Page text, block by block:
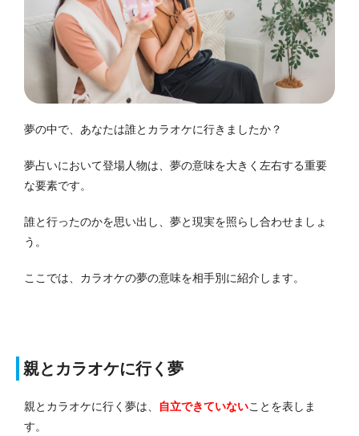
夢の中で、あなたは誰とカラオケに行きましたか？
夢占いにおいて登場人物は、夢の意味を大きく左右する重要
な要素です。
誰と行ったのかを思い出し、夢と現実を照らし合わせましょ
う。
ここでは、カラオケの夢の意味を相手別に紹介します。
親とカラオケに行く夢
親とカラオケに行く夢は、 自立できていないことを表しま
す。